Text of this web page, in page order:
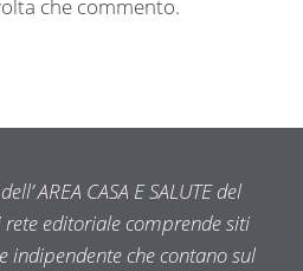
che commento.
AREA CASA E SALUTE del
editoriale comprende siti
indipendente che contano sul